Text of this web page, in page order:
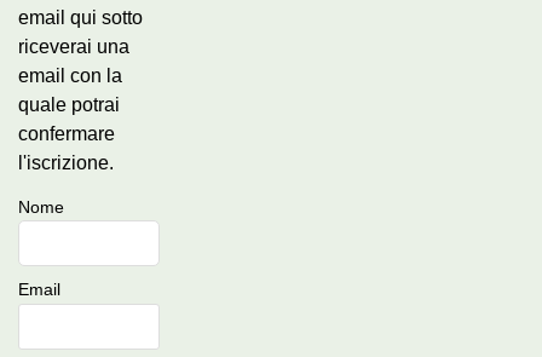
email qui sotto
riceverai una
email con la
quale potrai
confermare
l'iscrizione.
Nome
Email